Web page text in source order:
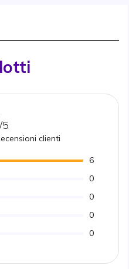
/5
clienti
6
0
0
0
0